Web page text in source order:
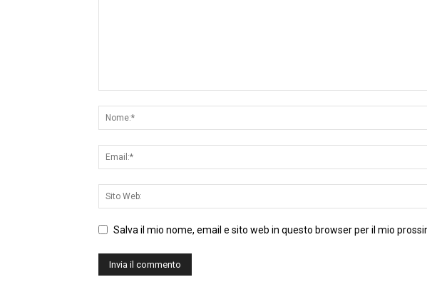
Salva il mio nome, email e sito web in questo browser per il mio